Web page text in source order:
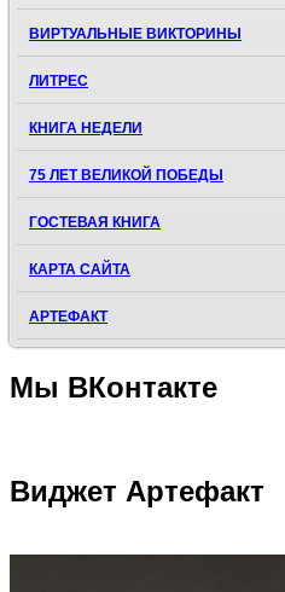
ВИРТУАЛЬНЫЕ ВИКТОРИНЫ
ЛИТРЕС
КНИГА НЕДЕЛИ
75 ЛЕТ ВЕЛИКОЙ ПОБЕДЫ
ГОСТЕВАЯ КНИГА
КАРТА САЙТА
АРТЕФАКТ
Мы ВКонтакте
Виджет Артефакт